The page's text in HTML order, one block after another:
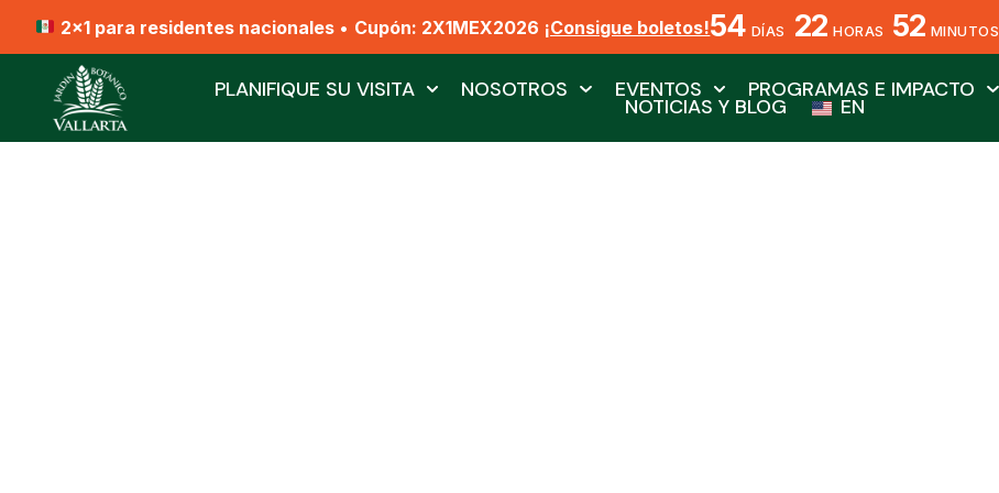
2x1 para residentes nacionales • Cupón: 2X1MEX2026 ¡Consigue boletos!54 DÍAS 22 HORAS 52 MINUTOS
PLANIFIQUE SU VISITA NOSOTROS EVENTOS PROGRAMAS E IMPACTO
NOTICIAS Y BLOG EN